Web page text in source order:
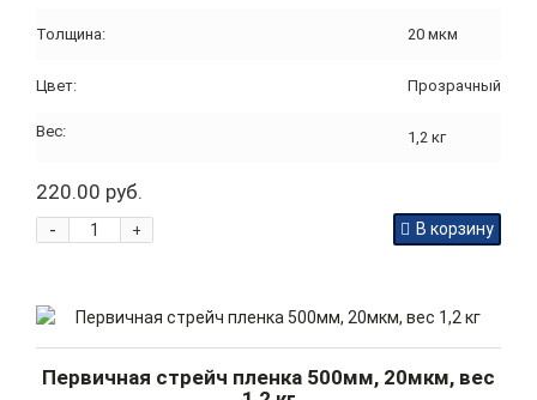
Толщина: 20 мкм
Цвет: Прозрачный
Вес: 1,2 кг
220.00 руб.
+
- В корзину
Первичная стрейч пленка 500мм, 20мкм, вес